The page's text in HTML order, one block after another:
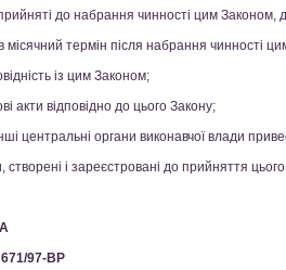
до набрання чинності цим Законом,
місячний термін після набрання чинності
із цим Законом;
акти відповідно до цього Закону;
центральні органи виконавчої влади
і зареєстровані до прийняття
671/97-ВР